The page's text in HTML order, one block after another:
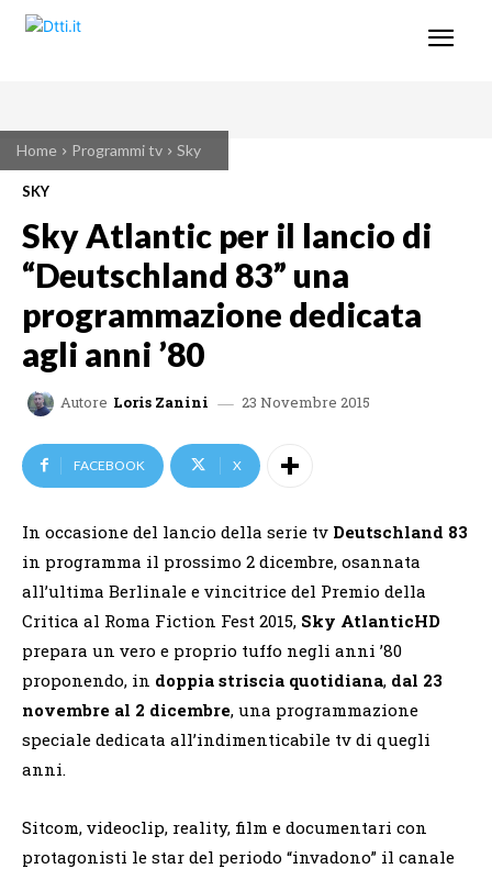
Home Programmi tv Sky
SKY
Sky Atlantic per il lancio di
“Deutschland 83” una
programmazione dedicata
agli anni ’80
Autore Loris Zanini 23 Novembre 2015
FACEBOOK X
In occasione del lancio della serie tv Deutschland 83
in programma il prossimo 2 dicembre, osannata
all’ultima Berlinale e vincitrice del Premio della
Critica al Roma Fiction Fest 2015, Sky AtlanticHD
prepara un vero e proprio tuffo negli anni ’80
proponendo, in doppia striscia quotidiana, dal 23
novembre al 2 dicembre, una programmazione
speciale dedicata all’indimenticabile tv di quegli
anni.
Sitcom, videoclip, reality, film e documentari con
protagonisti le star del periodo “invadono” il canale